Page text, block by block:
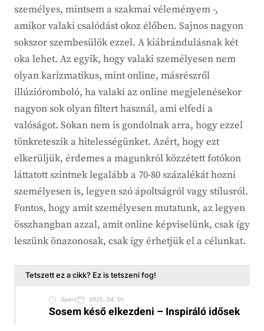
személyes, mintsem a szakmai véleményem -,
amikor valaki csalódást okoz élőben. Sajnos nagyon
sokszor szembesülök ezzel. A kiábrándulásnak két
oka lehet. Az egyik, hogy valaki személyesen nem
olyan karizmatikus, mint online, másrészről
illúzióromboló, ha valaki az online megjelenésekor
nagyon sok olyan filtert használ, ami elfedi a
valóságot. Sokan nem is gondolnak arra, hogy ezzel
tönkreteszik a hitelességünket. Azért, hogy ezt
elkerüljük, érdemes a magunkról közzétett fotókon
láttatott szintnek legalább a 70-80 százalékát hozni
személyesen is, legyen szó ápoltságról vagy stílusról.
Fontos, hogy amit személyesen mutatunk, az legyen
összhangban azzal, amit online képviselünk, csak így
leszünk önazonosak, csak így érhetjük el a célunkat.
Tetszett ez a cikk? Ez is tetszeni fog!
3perc 2025. 04. 01.
Sosem késő elkezdeni – Inspiráló idősek